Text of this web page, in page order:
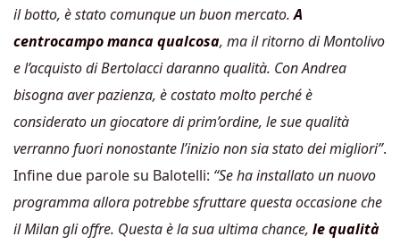
il botto, è stato comunque un buon mercato.A
centrocampo manca qualcosa, ma il ritorno di Montolivo
e l’acquisto di Bertolacci daranno qualità. Con Andrea
bisogna aver pazienza, è costato molto perché è
considerato un giocatore di prim’ordine, le sue qualità
verranno fuori nonostante l’inizio non sia stato dei migliori”.
Infine due parole su Balotelli: “Se ha installato un nuovo
programma allora potrebbe sfruttare questa occasione che
il Milan gli offre. Questa è la sua ultima chance, le qualità